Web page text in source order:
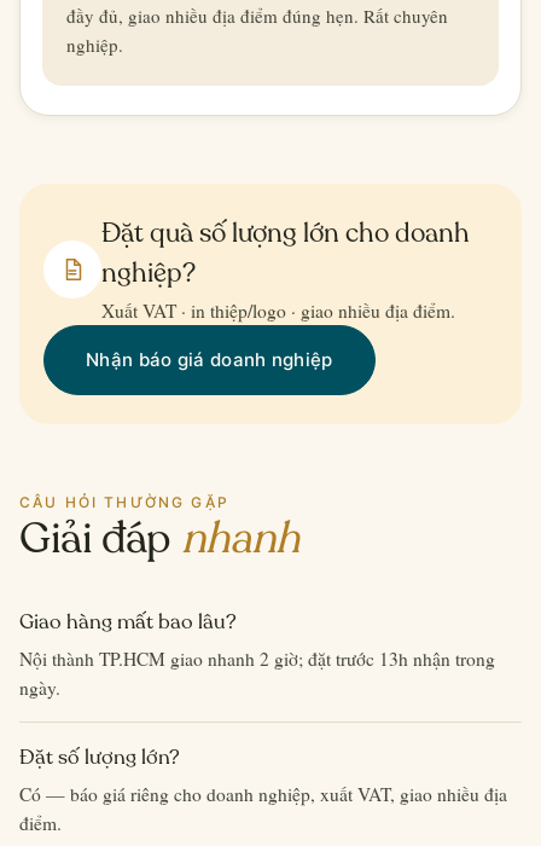
đầy đủ, giao nhiều địa điểm đúng hẹn. Rất chuyên
nghiệp.
Đặt quà số lượng lớn cho doanh
nghiệp?
Xuất VAT · in thiệp/logo · giao nhiều địa điểm.
Nhận báo giá doanh nghiệp
CÂU HỎI THƯỜNG GẶP
Giải đápnhanh
Giao hàng mất bao lâu?
Nội thành TP.HCM giao nhanh 2 giờ; đặt trước 13h nhận trong
ngày.
Đặt số lượng lớn?
Có — báo giá riêng cho doanh nghiệp, xuất VAT, giao nhiều địa
điểm.